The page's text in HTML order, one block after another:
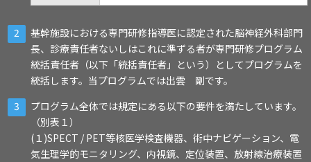
基幹施設における専門研修指導医に認定された脳神経外科部門
長、診療責任者ないしはこれに準ずる者が専門研修プログラム
統括責任者（以下「統括責任者」という）としてプログラムを
統括します。当プログラムでは出雲 剛です。
プログラム全体では規定にある以下の要件を満たしています。
（別表１）
(１)SPECT / PET等核医学検査機器、術中ナビゲーション、電
気生理学的モニタリング、内視鏡、定位装置、放射線治療装置